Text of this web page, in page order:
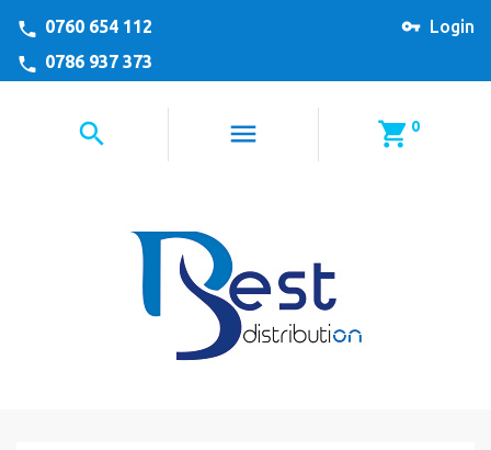
Login
0760 654 112
0786 937 373
0